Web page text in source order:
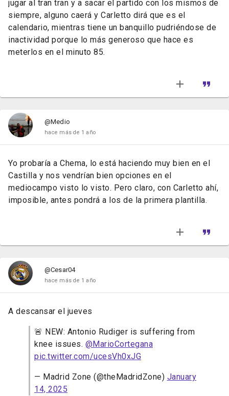
jugar al tran tran y a sacar el partido con los mismos de
siempre, alguno caerá y Carletto dirá que es el
calendario, mientras tiene un banquillo pudriéndose de
inactividad porque lo más generoso que hace es
meterlos en el minuto 85.
@Medio
hace más de 1 año
Yo probaría a Chema, lo está haciendo muy bien en el
Castilla y nos vendrían bien opciones en el
mediocampo visto lo visto. Pero claro, con Carletto ahí,
imposible, antes pondrá a los de la primera plantilla.
@Cesar04
hace más de 1 año
A descansar el jueves
🚨 NEW: Antonio Rudiger is suffering from
knee issues. @MarioCortegana
pic.twitter.com/ucesVh0xJG
— Madrid Zone (@theMadridZone) January
14, 2025